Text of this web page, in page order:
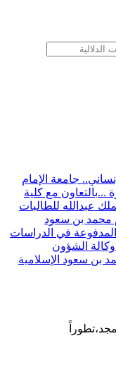
جامعة الإمام
...بالتعاون مع كلية
عبدالله للطالبات
محمد بن سعود
المدفوعة في الدراسات
الشؤون
بن سعود الإسلامية